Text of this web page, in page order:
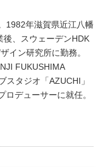
1982年滋賀県近江八幡
、スウェーデンHDK
イン研究所に勤務。
FUKUSHIMA
スタジオ「AZUCHI」
デューサーに就任。